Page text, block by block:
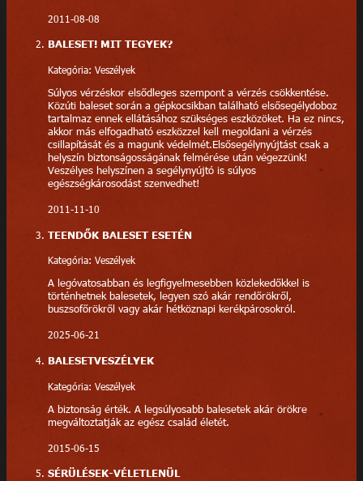
2011-08-08
BALESET! MIT TEGYEK?
Kategória: Veszélyek
Súlyos vérzéskor elsődleges szempont a vérzés csökkentése.
Közúti baleset során a gépkocsikban található elsősegélydoboz
tartalmaz ennek ellátásához szükséges eszközöket. Ha ez nincs,
akkor más elfogadható eszközzel kell megoldani a vérzés
csillapítását és a magunk védelmét.Elsősegélynyújtást csak a
helyszín biztonságosságának felmérése után végezzünk!
Veszélyes helyszínen a segélynyújtó is súlyos
egészségkárosodást szenvedhet!
2011-11-10
TEENDŐK BALESET ESETÉN
Kategória: Veszélyek
A legóvatosabban és legfigyelmesebben közlekedőkkel is
történhetnek balesetek, legyen szó akár rendőrökről,
buszsofőrökről vagy akár hétköznapi kerékpárosokról.
2025-06-21
BALESETVESZÉLYEK
Kategória: Veszélyek
A biztonság érték. A legsúlyosabb balesetek akár örökre
megváltoztatják az egész család életét.
2015-06-15
SÉRÜLÉSEK-VÉLETLENÜL